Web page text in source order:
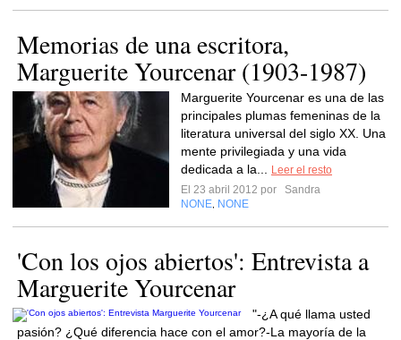
Memorias de una escritora,
Marguerite Yourcenar (1903-1987)
Marguerite Yourcenar es una de las
principales plumas femeninas de la
literatura universal del siglo XX. Una
mente privilegiada y una vida
dedicada a la...
Leer el resto
El 23 abril 2012 por
Sandra
NONE NONE
'Con los ojos abiertos': Entrevista a
Marguerite Yourcenar
"-¿A qué llama usted
pasión? ¿Qué diferencia hace con el amor?-La mayoría de la